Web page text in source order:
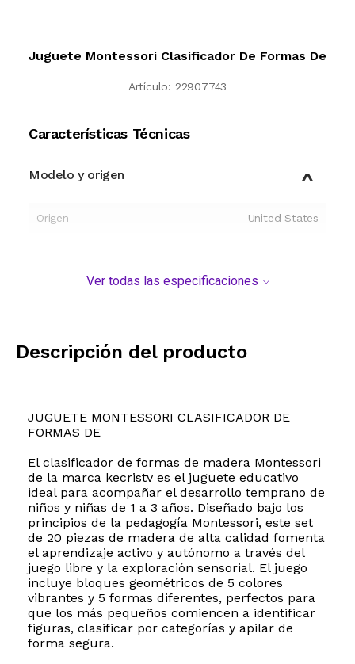
Juguete Montessori Clasificador De Formas De
Artículo: 22907743
Características Técnicas
Modelo y origen
Origen United States
Ver todas las especificaciones
Descripción del producto
JUGUETE MONTESSORI CLASIFICADOR DE
FORMAS DE
El clasificador de formas de madera Montessori
de la marca kecristv es el juguete educativo
ideal para acompañar el desarrollo temprano de
niños y niñas de 1 a 3 años. Diseñado bajo los
principios de la pedagogía Montessori, este set
de 20 piezas de madera de alta calidad fomenta
el aprendizaje activo y autónomo a través del
juego libre y la exploración sensorial. El juego
incluye bloques geométricos de 5 colores
vibrantes y 5 formas diferentes, perfectos para
que los más pequeños comiencen a identificar
figuras, clasificar por categorías y apilar de
forma segura.